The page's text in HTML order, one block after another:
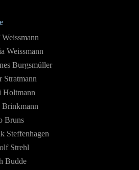
Weissmann
Burgsmüller
Stratmann
Holtmann
Brinkmann
Bruns
Steffenhagen
Strehl
Budde